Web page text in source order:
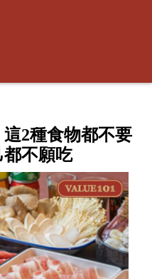
2種食物都不要
不願吃